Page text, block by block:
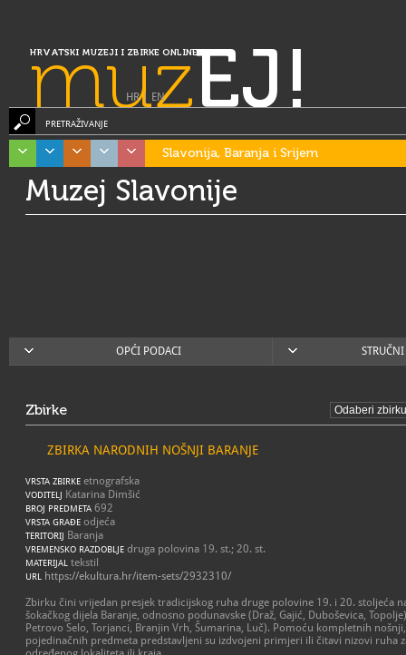
HRVATSKI MUZEJI I ZBIRKE ONLINE
muzEJ!
HR| EN
PRETRAŽIVANJE
Slavonija, Baranja i Srijem
Muzej Slavonije
OPĆI PODACI
Zbirke
ZBIRKA NARODNIH NOŠNJI BARANJE
VRSTA ZBIRKE etnografska
VODITELJ Katarina Dimšić
BROJ PREDMETA 692
VRSTA GRAĐE odjeća
TERITORIJ Baranja
VREMENSKO RAZDOBLJE druga polovina 19. st.; 20. st.
MATERIJAL tekstil
URL https://ekultura.hr/item-sets/2932310/
Zbirku čini vrijedan presjek tradicijskog ruha druge polovine 19. i 20. stoljeća
šokačkog dijela Baranje, odnosno podunavske (Draž, Gajić, Duboševica,
Petrovo Selo, Torjanci, Branjin Vrh, Šumarina, Luč). Pomoću kompletnih
pojedinačnih predmeta predstavljeni su izdvojeni primjeri ili čitavi nizovi ruha